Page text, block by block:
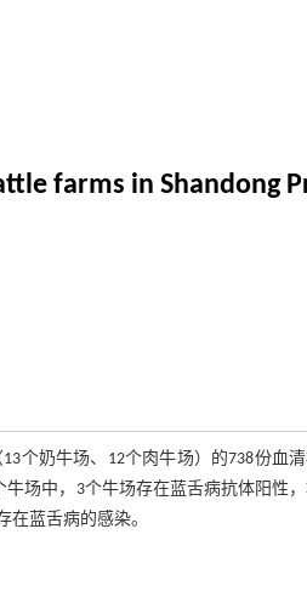
farms in Shandong
个奶牛场、12个肉牛场）的738份血
牛场中，3个牛场存在蓝舌病抗体阳性
在蓝舌病的感染。